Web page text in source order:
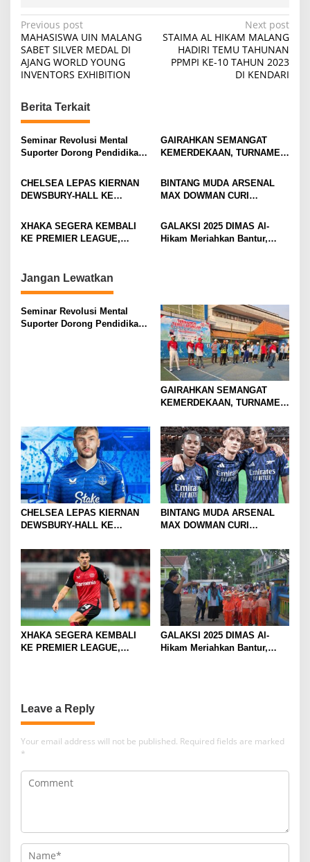
P
o
s
n
a
v
g
a
t
i
n
Previous post
MAHASISWA UIN MALANG
SABET SILVER MEDAL DI
AJANG WORLD YOUNG
INVENTORS EXHIBITION
Next post
STAIMA AL HIKAM MALANG
HADIRI TEMU TAHUNAN
PPMPI KE-10 TAHUN 2023
DI KENDARI
Berita Terkait
Seminar Revolusi Mental
Suporter Dorong Pendidikan
GAIRAHKAN SEMANGAT
KEMERDEKAAN, TURNAMEN
MOJOKERTO RAYA RESMI
BERGULIR
CHELSEA LEPAS KIERNAN
DEWSBURY-HALL KE
SANG GELANDANG DIMULAI
BINTANG MUDA ARSENAL
MAX DOWMAN CURI
PRAMUSIM ASIA
XHAKA SEGERA KEMBALI
KE PREMIER LEAGUE,
GALAKSI 2025 DIMAS Al-
Hikam Meriahkan Bantur,
Jangan Lewatkan
Seminar Revolusi Mental
Suporter Dorong Pendidikan
GAIRAHKAN SEMANGAT
KEMERDEKAAN, TURNAMEN
MOJOKERTO RAYA RESMI
BERGULIR
CHELSEA LEPAS KIERNAN
DEWSBURY-HALL KE
SANG GELANDANG DIMULAI
BINTANG MUDA ARSENAL
MAX DOWMAN CURI
PRAMUSIM ASIA
XHAKA SEGERA KEMBALI
KE PREMIER LEAGUE,
GALAKSI 2025 DIMAS Al-
Hikam Meriahkan Bantur,
Leave a Reply
Your email address will not be published. Required fields are marked
*